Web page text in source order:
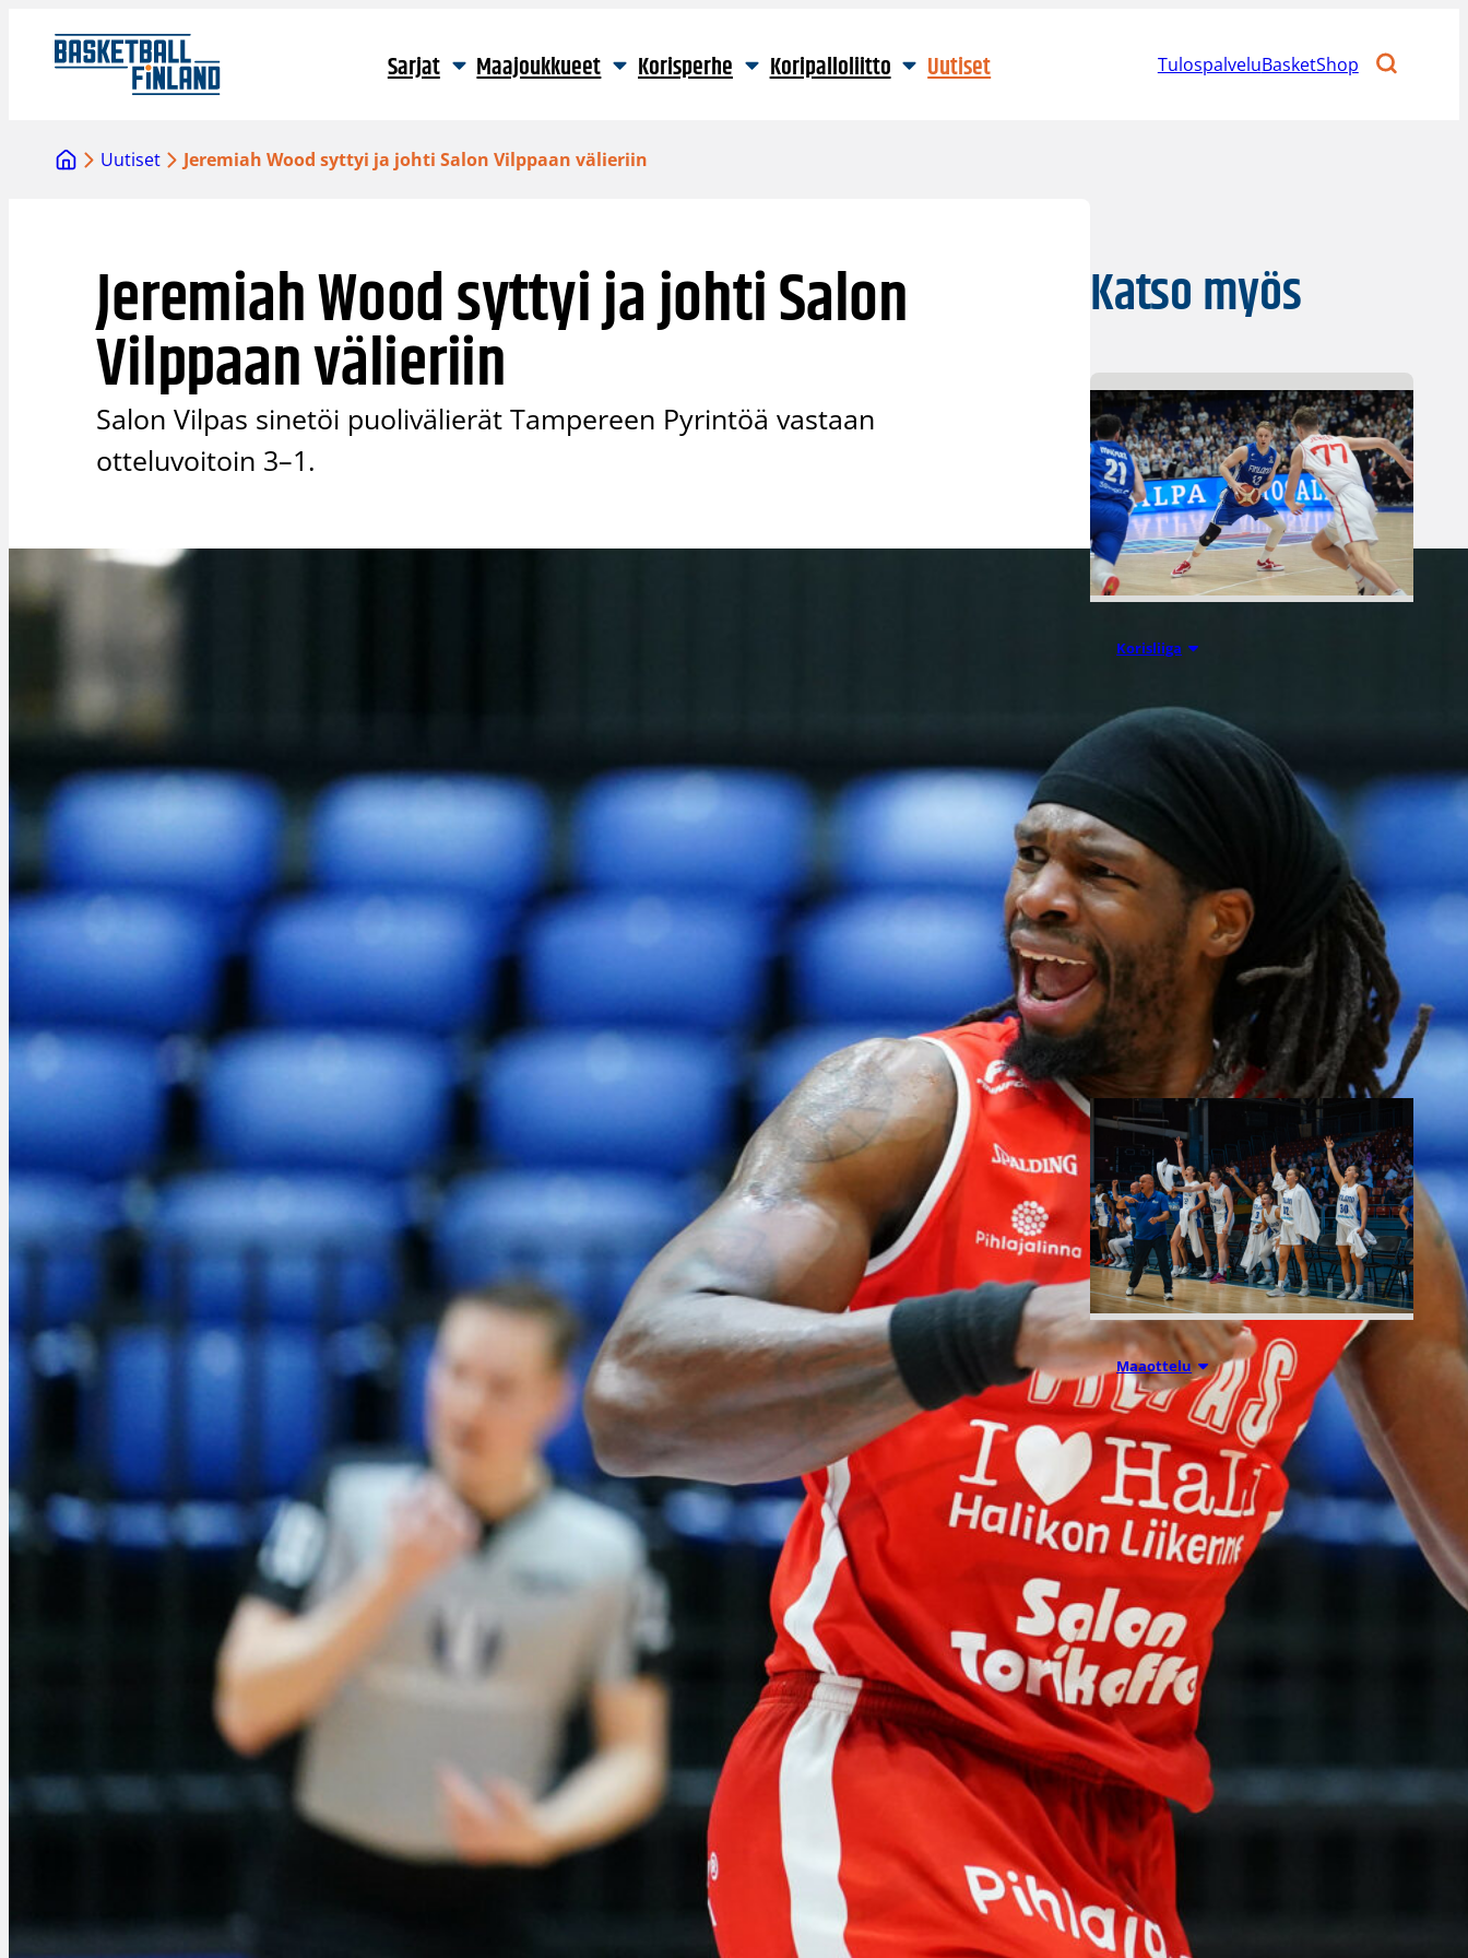
sisältöön
Sarjat Maajoukkueet Korisperhe Koripalloliitto Uutiset TulospalveluBasketShop
Uutiset Jeremiah Wood syttyi ja johti Salon Vilppaan välieriin
Jeremiah Wood syttyi ja johti Salon
Vilppaan välieriin
Salon Vilpas sinetöi puolivälierät Tampereen Pyrintöä vastaan
otteluvoitoin 3–1.
Katso myös
Korisliiga
Daniel Dolenc
KTP-Basketin
haaviin
Dolenc on rakentanut pitkän
ammattilaisuran Suomen lisäksi
Ranskassa, Itävallassa,
Liettuassa, Romaniassa,
Bosniassa ja viimeksi Islannissa.
Maaottelu 06.08.2026 21:44
Susiladiesin
puolustus
rautaa
Tukholmassa
–
harvinaislaatu
inen voitto
Liettuasta
Susiladies nappasi
harvinaislaatuisen voiton